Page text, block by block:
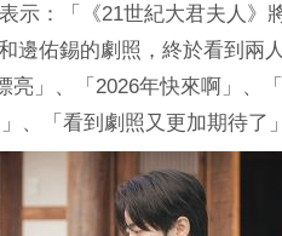
示：「《21世紀大君夫人》
邊佑錫的劇照，終於看到兩
」、「2026年快來啊」、
、「看到劇照又更加期待了